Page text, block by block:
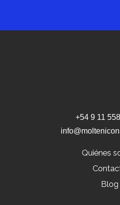
+54 9 11
Quiénes
Blog